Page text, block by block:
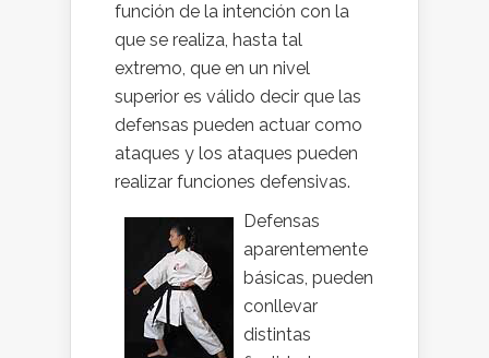
función de la intención con la
que se realiza, hasta tal
extremo, que en un nivel
superior es válido decir que las
defensas pueden actuar como
ataques y los ataques pueden
realizar funciones defensivas.
Defensas
aparentemente
básicas, pueden
conllevar
distintas